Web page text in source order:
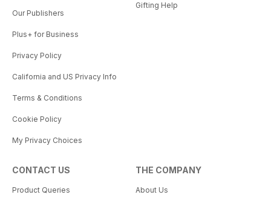
Our Publishers
Plus+ for Business
Privacy Policy
California and US Privacy Info
Terms & Conditions
Cookie Policy
My Privacy Choices
Gifting Help
CONTACT US
Product Queries
THE COMPANY
About Us